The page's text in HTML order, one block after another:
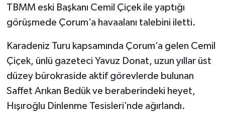
TBMM eski Başkanı Cemil Çiçek ile yaptığı
görüşmede Çorum’a havaalanı talebini iletti.
Karadeniz Turu kapsamında Çorum’a gelen Cemil
Çiçek, ünlü gazeteci Yavuz Donat, uzun yıllar üst
düzey bürokraside aktif görevlerde bulunan
Saffet Arıkan Bedük ve beraberindeki heyet,
Hışıroğlu Dinlenme Tesisleri’nde ağırlandı.